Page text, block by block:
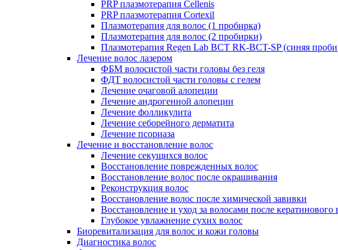
PRP плазмотерапия Cellenis
PRP плазмотерапия Cortexil
Плазмотерапия для волос (1 пробирка)
Плазмотерапия для волос (2 пробирки)
Плазмотерапия Regen Lab BCT RK-BCT-SP (синяя
Лечение волос лазером
ФБМ волосистой части головы без геля
ФДТ волосистой части головы с гелем
Лечение очаговой алопеции
Лечение андрогенной алопеции
Лечение фолликулита
Лечение себорейного дерматита
Лечение псориаза
Лечение и восстановление волос
Лечение секущихся волос
Восстановление поврежденных волос
Восстановление волос после окрашивания
Реконструкция волос
Восстановление волос после химической завивки
Восстановление и уход за волосами после
Глубокое увлажнение сухих волос
Биоревитализация для волос и кожи головы
Диагностика волос